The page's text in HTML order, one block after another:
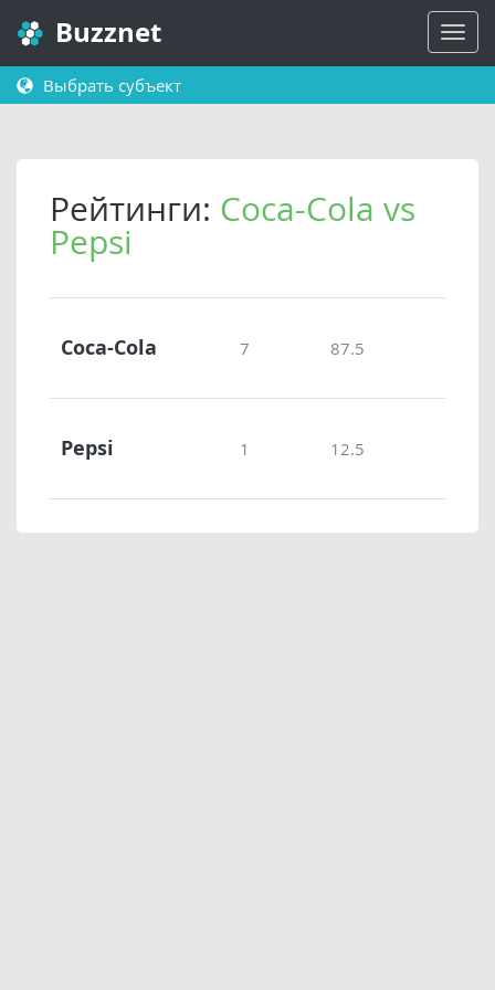
Buzznet
Выбрать субъект
Рейтинги: Coca-Cola vs
Pepsi
Coca-Cola 7 87.5
Pepsi 1 12.5